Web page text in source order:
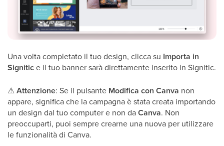
Una volta completato il tuo design, clicca su Importa in
Signitice il tuo banner sarà direttamente inserito in Signitic.
⚠Attenzione: Se il pulsante Modifica con Canva non
appare, significa che la campagna è stata creata importando
un design dal tuo computer e non daCanva. Non
preoccuparti, puoi sempre crearne una nuova per utilizzare
le funzionalità di Canva.